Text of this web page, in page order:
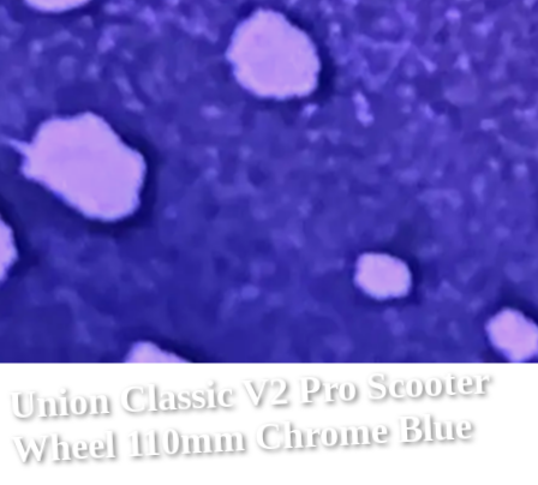
Union Classic V2 Pro Scooter
Wheel 110mm Chrome Blue